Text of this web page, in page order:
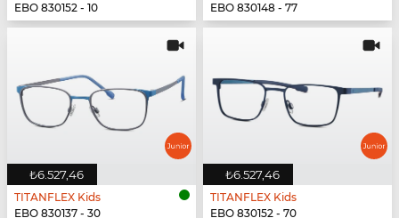
EBO 830152 - 10
EBO 830148 - 77
₺6.527,46
TITANFLEX Kids
EBO 830137 - 30
₺6.527,46
TITANFLEX Kids
EBO 830152 - 70